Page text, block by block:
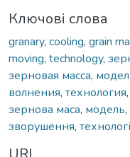
Ключові слова
granary, cooling, grain
moving, technology,
зерновая масса,
волнения, технология,
зернова маса, модель,
зворушення,